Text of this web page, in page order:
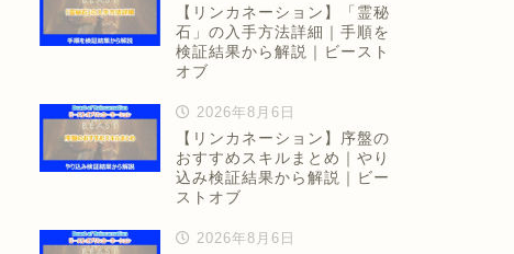
【リンカネーション】「霊秘
石」の入手方法詳細｜手順を
検証結果から解説｜ビースト
オブ
2026年8月6日
【リンカネーション】序盤の
おすすめスキルまとめ｜やり
込み検証結果から解説｜ビー
ストオブ
2026年8月6日